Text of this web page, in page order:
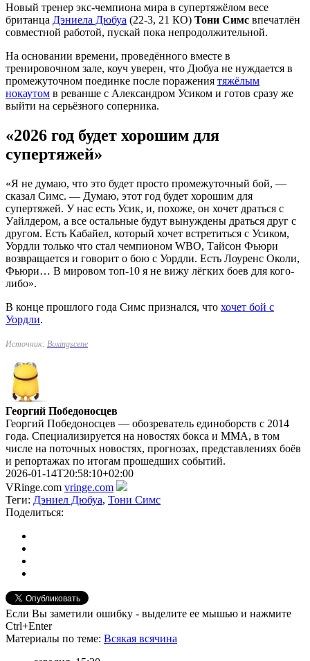
Новый тренер экс-чемпиона мира в супертяжёлом весе
британца Дэниела Дюбуа (22-3, 21 КО) Тони Симс впечатлён
совместной работой, пускай пока непродолжительной.
На основании времени, проведённого вместе в
тренировочном зале, коуч уверен, что Дюбуа не нуждается в
промежуточном поединке после поражения тяжёлым
нокаутом в реванше с Александром Усиком и готов сразу же
выйти на серьёзного соперника.
«2026 год будет хорошим для
супертяжей»
«Я не думаю, что это будет просто промежуточный бой, —
сказал Симс. — Думаю, этот год будет хорошим для
супертяжей. У нас есть Усик, и, похоже, он хочет драться с
Уайлдером, а все остальные будут вынуждены драться друг с
другом. Есть Кабайел, который хочет встретиться с Усиком,
Уордли только что стал чемпионом WBO, Тайсон Фьюри
возвращается и говорит о бою с Уордли. Есть Лоуренс Околи,
Фьюри… В мировом топ-10 я не вижу лёгких боев для кого-
либо».
В конце прошлого года Симс признался, что хочет бой с
Уордли.
Источник: Boxingscene
Георгий Победоносцев
Георгий Победоносцев — обозреватель единоборств с 2014
года. Специализируется на новостях бокса и ММА, в том
числе на поточных новостях, прогнозах, представлениях боёв
и репортажах по итогам прошедших событий.
2026-01-14T20:58:10+02:00
VRinge.com vringe.com
Теги: Дэниел Дюбуа, Тони Симс
Поделиться:
Если Вы заметили ошибку - выделите ее мышью и нажмите
Ctrl+Enter
Материалы по теме: Всякая всячина